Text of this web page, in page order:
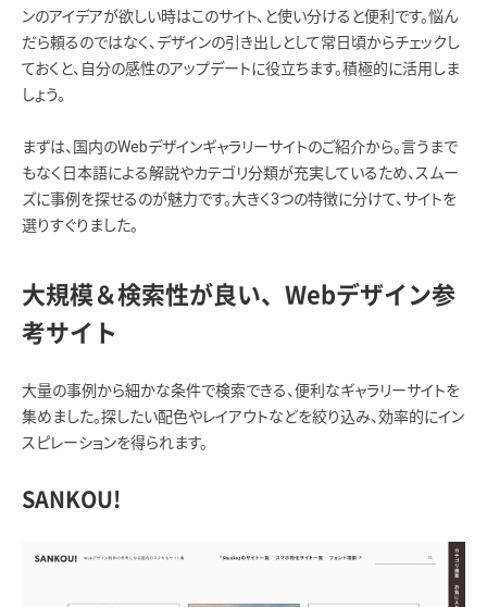
ンのアイデアが欲しい時はこのサイト、と使い分けると便利です。悩ん
だら頼るのではなく、デザインの引き出しとして常日頃からチェックし
ておくと、自分の感性のアップデートに役立ちます。積極的に活用しま
しょう。
まずは、国内のWebデザインギャラリーサイトのご紹介から。言うまで
もなく日本語による解説やカテゴリ分類が充実しているため、スムー
ズに事例を探せるのが魅力です。大きく3つの特徴に分けて、サイトを
選りすぐりました。
大規模＆検索性が良い、Webデザイン参
考サイト
大量の事例から細かな条件で検索できる、便利なギャラリーサイトを
集めました。探したい配色やレイアウトなどを絞り込み、効率的にイン
スピレーションを得られます。
SANKOU!